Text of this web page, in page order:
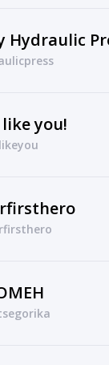
Hydraulic
you!